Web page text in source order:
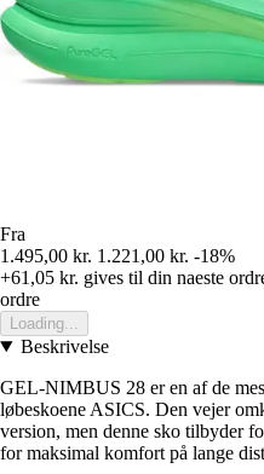
Fra
1.495,00 kr. 1.221,00 kr. -18%
+61,05 kr. gives til din naeste
ordre
Loading...
Beskrivelse
GEL-NIMBUS 28 er en af de
løbeskoene ASICS. Den vejer
version, men denne sko tilbyder
for maksimal komfort på lange